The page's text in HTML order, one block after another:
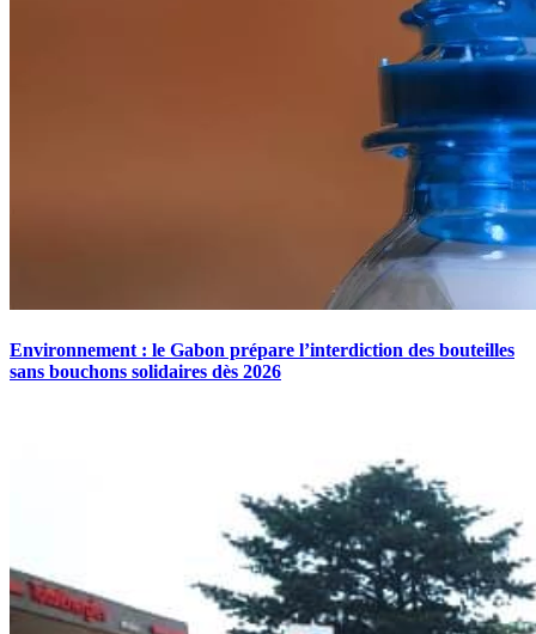
Environnement : le Gabon prépare l’interdiction des bouteilles
sans bouchons solidaires dès 2026